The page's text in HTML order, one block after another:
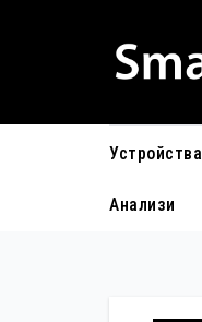
Устройства
Анализи